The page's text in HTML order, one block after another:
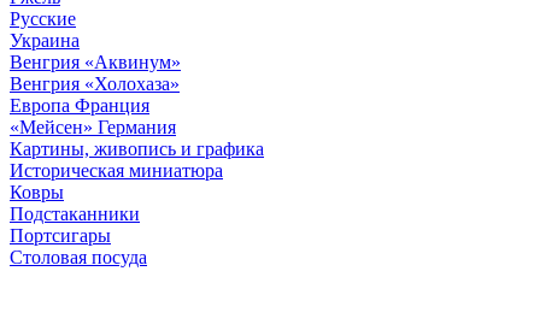
Русские
Украина
Венгрия «Аквинум»
Венгрия «Холохаза»
Европа Франция
«Мейсен» Германия
Картины, живопись и графика
Историческая миниатюра
Ковры
Подстаканники
Портсигары
Столовая посуда